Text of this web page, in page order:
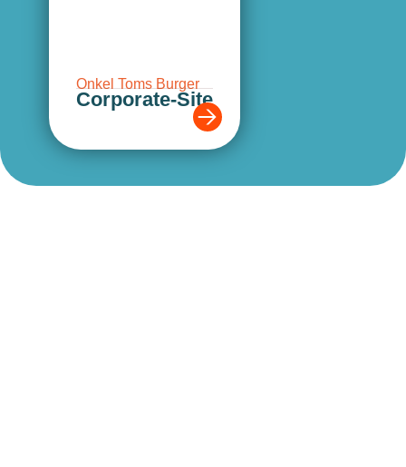
Onkel Toms Burger
Corporate-Site